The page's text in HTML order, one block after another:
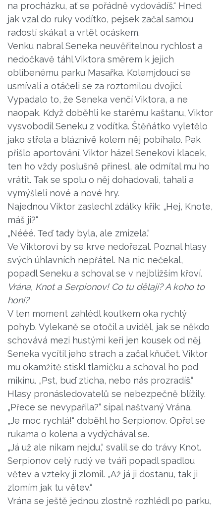
na procházku, ať se pořádně vydovádíš.“ Hned
jak vzal do ruky vodítko, pejsek začal samou
radostí skákat a vrtět ocáskem.
Venku nabral Seneka neuvěřitelnou rychlost a
nedočkavě táhl Viktora směrem k jejich
oblíbenému parku Masařka. Kolemjdoucí se
usmívali a otáčeli se za roztomilou dvojicí.
Vypadalo to, že Seneka venčí Viktora, a ne
naopak. Když doběhli ke starému kaštanu, Viktor
vysvobodil Seneku z vodítka. Štěňátko vyletělo
jako střela a bláznivě kolem něj pobíhalo. Pak
přišlo aportování. Viktor házel Senekovi klacek,
ten ho vždy poslušně přinesl, ale odmítal mu ho
vrátit. Tak se spolu o něj dohadovali, tahali a
vymýšleli nové a nové hry.
Najednou Viktor zaslechl zdálky křik: „Hej, Knote,
máš ji?“
„Nééé. Teď tady byla, ale zmizela.“
Ve Viktorovi by se krve nedořezal. Poznal hlasy
svých úhlavních nepřátel. Na nic nečekal,
popadl Seneku a schoval se v nejbližším křoví.
Vrána, Knot a Serpionov! Co tu dělají? A koho to
honí?
V ten moment zahlédl koutkem oka rychlý
pohyb. Vylekaně se otočil a uviděl, jak se někdo
schovává mezi hustými keři jen kousek od něj.
Seneka vycítil jeho strach a začal kňučet. Viktor
mu okamžitě stiskl tlamičku a schoval ho pod
mikinu. „Pst, buď zticha, nebo nás prozradíš.“
Hlasy pronásledovatelů se nebezpečně blížily.
„Přece se nevypařila?“ sípal naštvaný Vrána.
„Je moc rychlá!“ doběhl ho Serpionov. Opřel se
rukama o kolena a vydýchával se.
„Já už ale nikam nejdu,“ svalil se do trávy Knot.
Serpionov celý rudý ve tváři popadl spadlou
větev a vzteky ji zlomil. „Až já ji dostanu, tak ji
zlomím jak tu větev.“
Vrána se ještě jednou zlostně rozhlédl po parku,